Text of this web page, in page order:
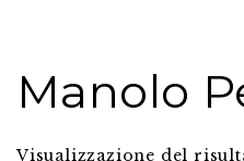
Manolo
Visualizzazione del